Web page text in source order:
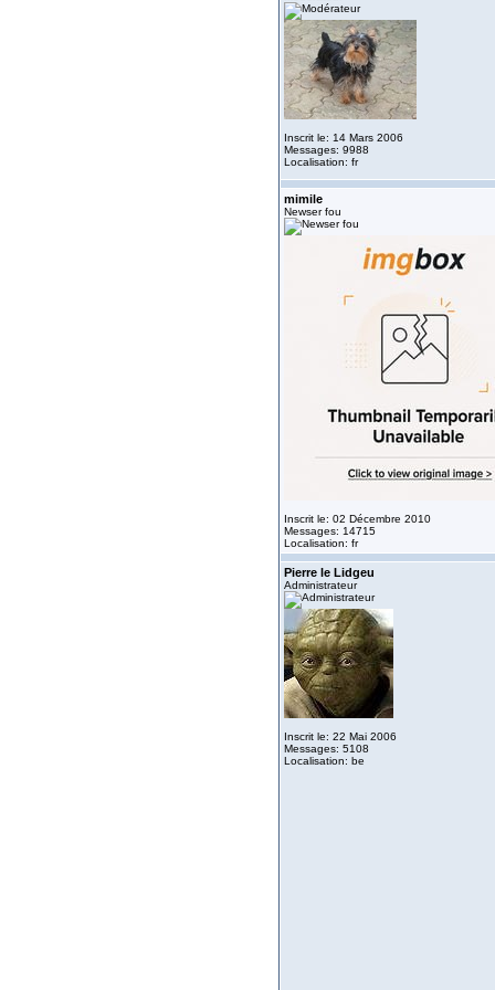
Inscrit le: 14 Mars 2006
Messages: 9988
Localisation: fr
mimile
Newser fou
Inscrit le: 02 Décembre 2010
Messages: 14715
Localisation: fr
Pierre le Lidgeu
Administrateur
Inscrit le: 22 Mai 2006
Messages: 5108
Localisation: be